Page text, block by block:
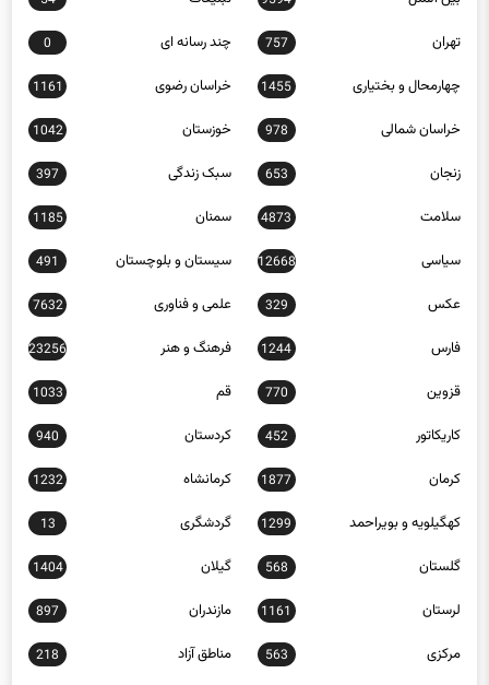
تهران 757 چند رسانه ای 0
چهارمحال و بختیاری 1455 خراسان رضوی 1161
خراسان شمالی 978 خوزستان 1042
زنجان 653 سبک زندگی 397
سلامت 4873 سمنان 1185
سیاسی 12668 سیستان و بلوچستان 491
عکس 329 علمی و فناوری 7632
فارس 1244 فرهنگ و هنر 23256
قزوین 770 قم 1033
کاریکاتور 452 کردستان 940
کرمان 1877 کرمانشاه 1232
کهگیلویه و بویراحمد 1299 گردشگری 13
گلستان 568 گیلان 1404
لرستان 1161 مازندران 897
مرکزی 563 مناطق آزاد 218